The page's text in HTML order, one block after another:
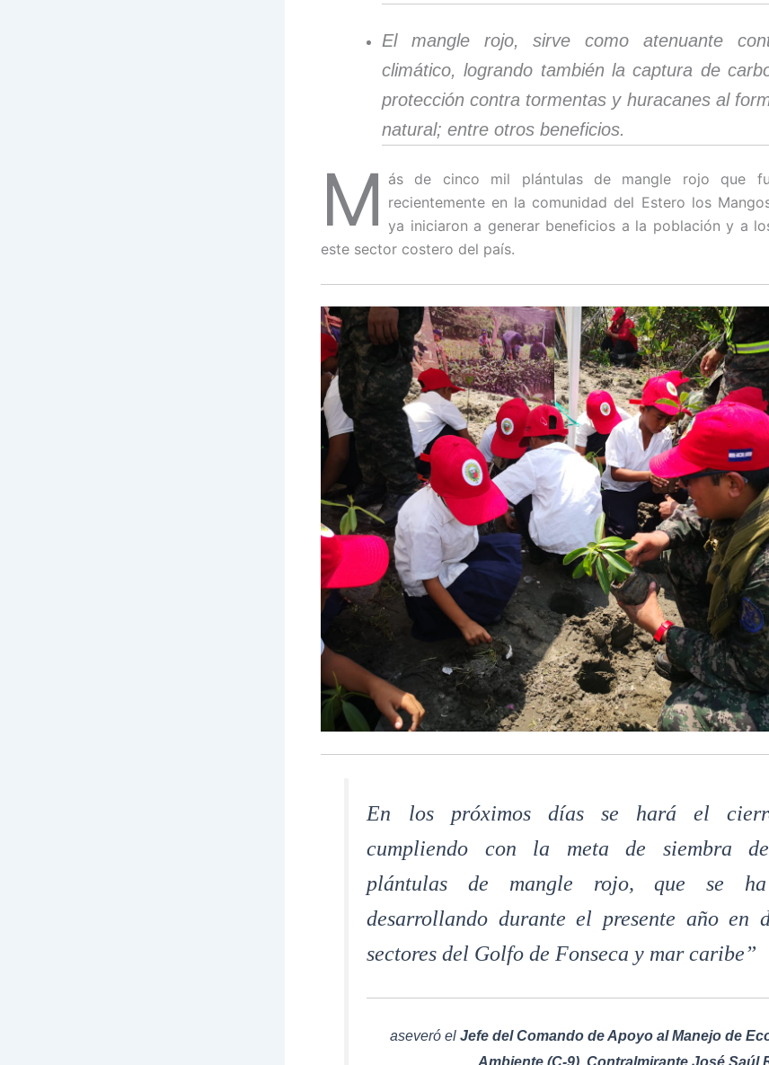
El mangle rojo, sirve como atenuante
climático, logrando también la captura de
protección contra tormentas y huracanes al
natural; entre otros beneficios.
M ás de cinco mil plántulas de mangle rojo que
recientemente en la comunidad del Estero los
ya iniciaron a generar beneficios a la población y a
este sector costero del país.
En los próximos días se hará el
cumpliendo con la meta de siembra
plántulas de mangle rojo, que se
desarrollando durante el presente año en
sectores del Golfo de Fonseca y mar caribe”
aseveró el Jefe del Comando de Apoyo al Manejo de
Ambiente (C-9), Contralmirante José Saúl